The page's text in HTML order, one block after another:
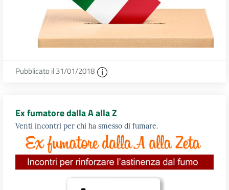
Pubblicato il 31/01/2018
Ex fumatore dalla A alla Z
Venti incontri per chi ha smesso di fumare.